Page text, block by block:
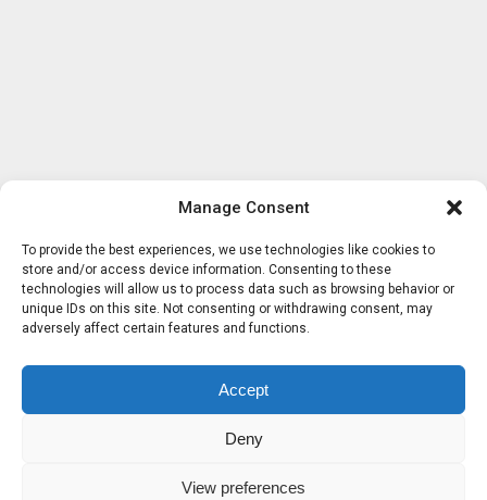
Manage Consent
To provide the best experiences, we use technologies like cookies to
store and/or access device information. Consenting to these
technologies will allow us to process data such as browsing behavior or
unique IDs on this site. Not consenting or withdrawing consent, may
adversely affect certain features and functions.
Accept
Deny
View preferences